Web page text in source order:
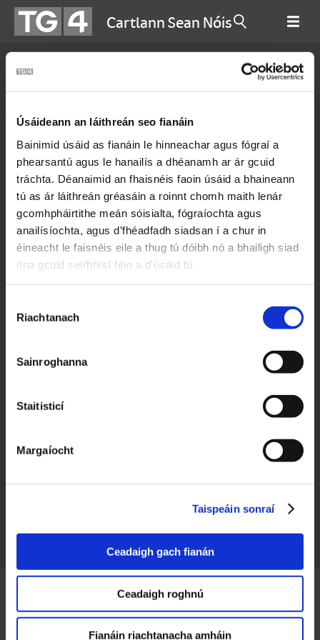
Úsáideann an láithreán seo fianáin
Bainimid úsáid as fianáin le hinneachar agus fógraí a
phearsantú agus le hanailís a dhéanamh ar ár gcuid
tráchta. Déanaimid an fhaisnéis faoin úsáid a bhaineann
tú as ár láithreán gréasáin a roinnt chomh maith lenár
gcomhpháirtithe meán sóisialta, fógraíochta agus
anailísíochta, agus d’fhéadfadh siadsan í a chur in
éineacht le faisnéis eile a thug tú dóibh nó a bhailigh siad
óna gcuid seirbhísí féin a d'úsáid tú.
Toilithe
Riachtanach
Sainroghanna
Staitisticí
Margaíocht
Taispeáin sonraí
Ceadaigh gach fianán
Ceadaigh roghnú
Fianáin riachtanacha amháin
Cartlann Sean Nóis
Caitlín Ní Mhéalóid
An tAmhrán Bréagach